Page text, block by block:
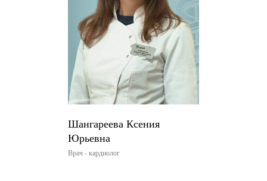
Шангареева Ксения
Юрьевна
Врач - кардиолог